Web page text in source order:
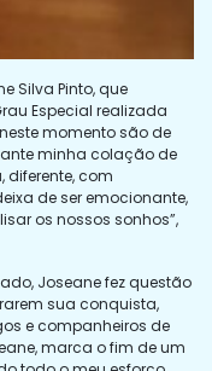
Silva Pinto, que
Especial realizada
momento são de
minha colação de
com
de ser emocionante,
os nossos sonhos”,
Joseane fez questão
sua conquista,
e companheiros de
marca o fim de um